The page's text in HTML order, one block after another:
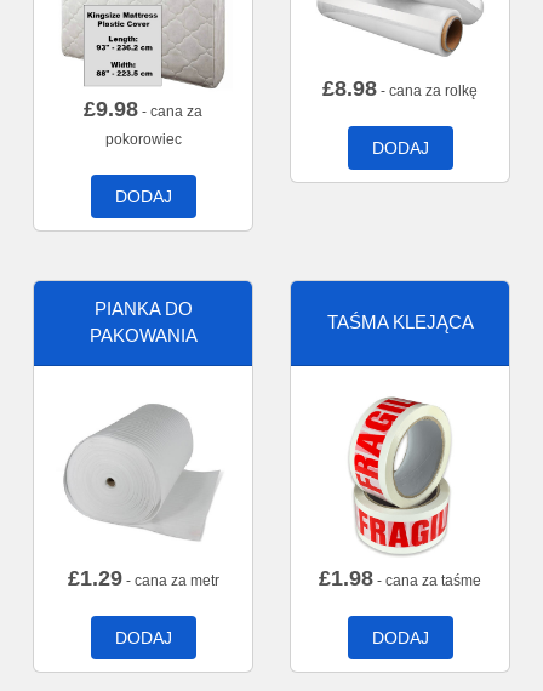
£9.98 - cana za
pokorowiec
DODAJ
£8.98 - cana za rolkę
DODAJ
PIANKA DO
PAKOWANIA
£1.29- cana za metr
DODAJ
TAŚMA KLEJĄCA
£1.98 - cana za taśme
DODAJ